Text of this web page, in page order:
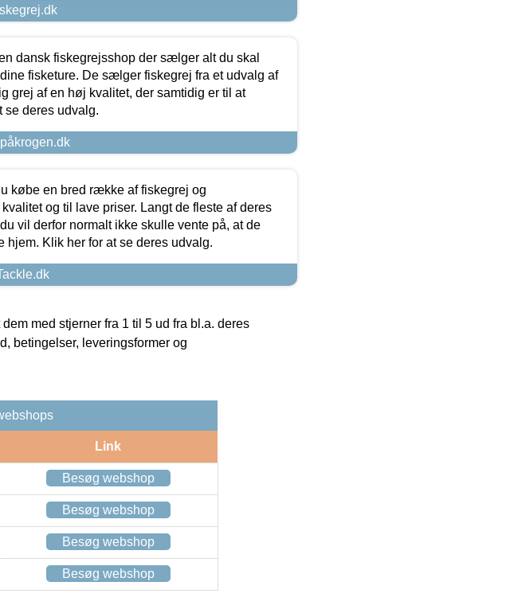
dansk fiskegrejsshop der sælger alt du skal
fisketure. De sælger fiskegrej fra et udvalg af
grej af en høj kvalitet, der samtidig er til at
se deres udvalg.
købe en bred række af fiskegrej og
og til lave priser. Langt de fleste af deres
vil derfor normalt ikke skulle vente på, at de
hjem. Klik her for at se deres udvalg.
med stjerner fra 1 til 5 ud fra bl.a. deres
betingelser, leveringsformer og
Link
Besøg webshop
Besøg webshop
Besøg webshop
Besøg webshop